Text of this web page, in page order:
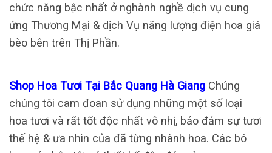
chức năng bậc nhất ở nghành nghề dịch vụ cung
ứng Thương Mại & dịch Vụ năng lượng điện hoa giá
bèo bên trên Thị Phần.
Shop Hoa Tươi Tại Bắc Quang Hà Giang Chúng
chúng tôi cam đoan sử dụng những một số loại
hoa tươi và rất tốt độc nhất vô nhị, bảo đảm sự tươi
thế hệ & ưa nhìn của đã từng nhành hoa. Các bó